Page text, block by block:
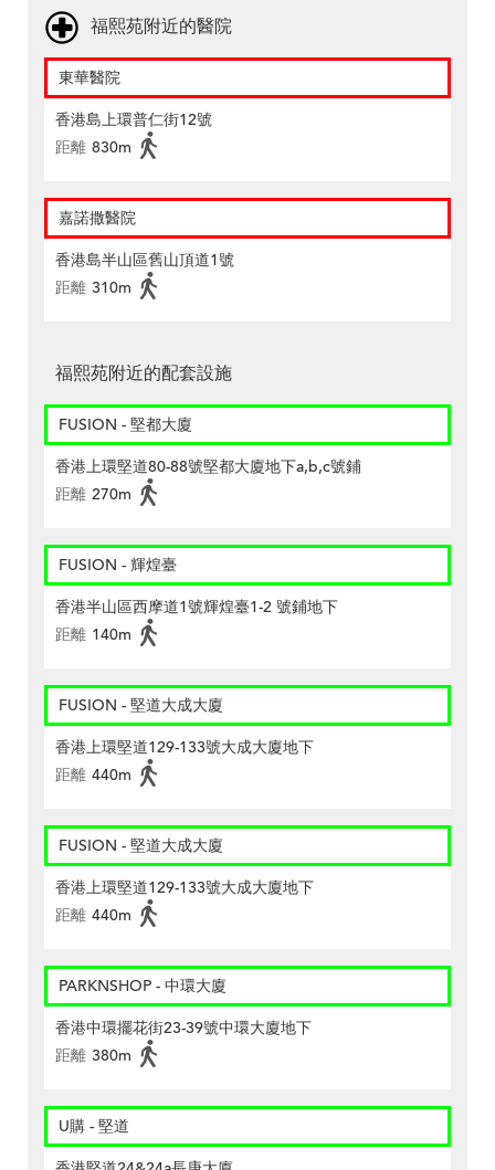
福熙苑附近的醫院
東華醫院
香港島上環普仁街12號
距離 830m
嘉諾撒醫院
香港島半山區舊山頂道1號
距離 310m
福熙苑附近的配套設施
FUSION - 堅都大廈
香港上環堅道80-88號堅都大廈地下a,b,c號鋪
距離 270m
FUSION - 輝煌臺
香港半山區西摩道1號輝煌臺1-2 號鋪地下
距離 140m
FUSION - 堅道大成大廈
香港上環堅道129-133號大成大廈地下
距離 440m
FUSION - 堅道大成大廈
香港上環堅道129-133號大成大廈地下
距離 440m
PARKNSHOP - 中環大廈
香港中環擺花街23-39號中環大廈地下
距離 380m
U購 - 堅道